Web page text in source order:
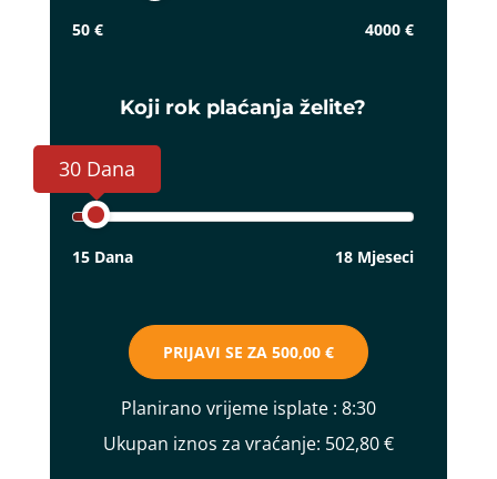
50 € 4000 €
Koji rok plaćanja želite?
30 Dana
15 Dana 18 Mjeseci
PRIJAVI SE ZA 500,00 €
Planirano vrijeme isplate : 8:30
Ukupan iznos za vraćanje: 502,80 €